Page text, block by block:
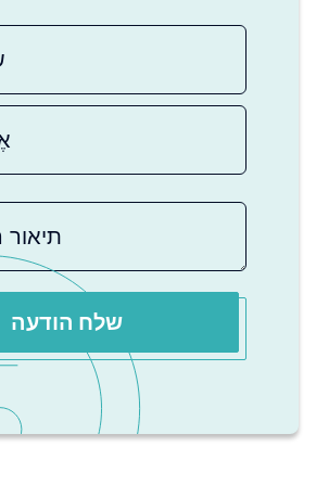
שלח הודעה